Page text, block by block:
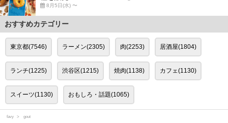
8月5日(水) 〜
おすすめカテゴリー
東京都(7546) ラーメン(2305) 肉(2253) 居酒屋(1804)
ランチ(1225) 渋谷区(1215) 焼肉(1138) カフェ(1130)
スイーツ(1130) おもしろ・話題(1065)
favy gout